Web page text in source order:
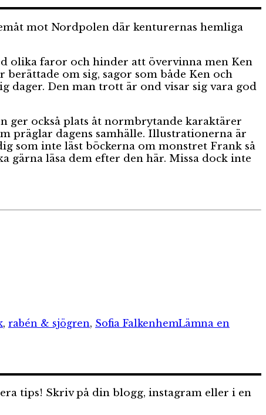
mot Nordpolen där kenturernas hemliga
olika faror och hinder att övervinna men Ken
berättade om sig, sagor som både Ken och
dager. Den man trott är ond visar sig vara god
ger också plats åt normbrytande karaktärer
präglar dagens samhälle. Illustrationerna är
som inte läst böckerna om monstret Frank så
läsa dem efter den här. Missa dock inte
, rabén & sjögren, Sofia FalkenhemLämna en
tips! Skriv på din blogg, instagram eller i en